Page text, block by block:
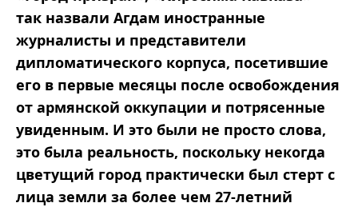
так назвали Агдам иностранные
журналисты и представители
дипломатического корпуса, посетившие
его в первые месяцы после освобождения
от армянской оккупации и потрясенные
увиденным. И это были не просто слова,
это была реальность, поскольку некогда
цветущий город практически был стерт с
лица земли за более чем 27-летний